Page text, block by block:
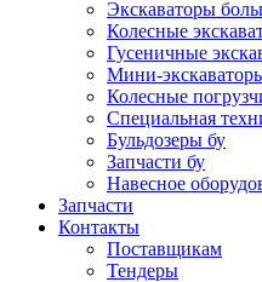
Экскаваторы
Колесные
Гусеничные
Мини-
Колесные
Специальная
Бульдозеры бу
Запчасти бу
Навесное
Запчасти
Контакты
Поставщикам
Тендеры